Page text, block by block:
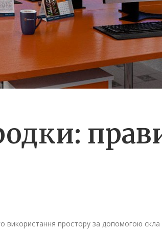
використання простору за допомогою